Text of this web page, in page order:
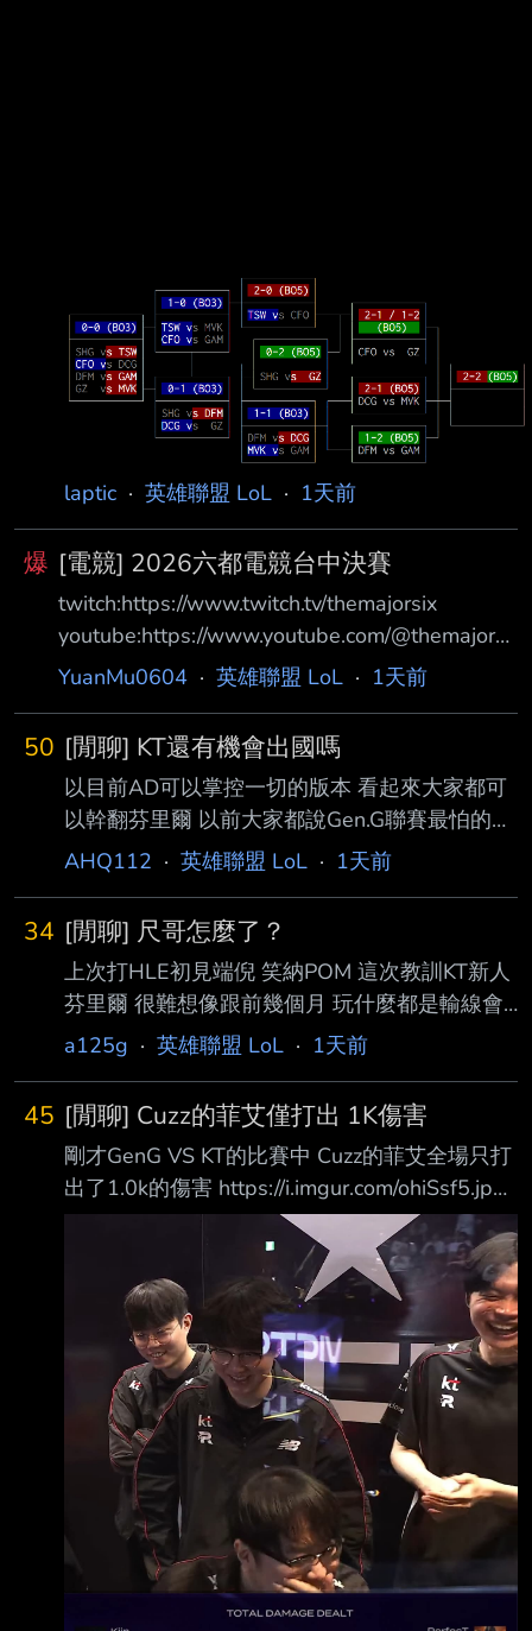
laptic · 英雄聯盟 LoL · 1天前
爆 [電競] 2026六都電競台中決賽
twitch:https://www.twitch.tv/themajorsix
youtube:https://www.youtube.com/@themajorsi
x 主播賽評:JR/ZOD 賽制:BO5/全局BP 賽程
艾吉歐 2 單單單單單單單單 全場唯二真預言家
細節不夠 瓜中之瓜 一槍穿雲 大巴黎閃電暗殺狼:
夜奏花 (我愛手錶123) 楓棠珍珠奶茶 (Maple) 蛇
老闆 (蛇蛇) 史上最小的志 (阿志) 小魚蛋 (BEBE)
Kaze
YuanMu0604 · 英雄聯盟 LoL · 1天前
50 [閒聊] KT還有機會出國嗎
以目前AD可以掌控一切的版本 看起來大家都可
以幹翻芬里爾 以前大家都說Gen.G聯賽最怕的隊
伍是KT 因為你永遠不知道KT的上限 目前以AD
剛剛也是輾壓了 HLE還有MSI冠軍 這樣今年KT
有機會嗎 一樓ROXSMEB ----- Sent from JPTT
on my iPhone --
AHQ112 · 英雄聯盟 LoL · 1天前
34 [閒聊] 尺哥怎麼了？
上次打HLE初見端倪 笑納POM 這次教訓KT新人
芬里爾 很難想像跟前幾個月 玩什麼都是輸線會
戰暴斃的GG AD是同一人 請問尺哥怎麼了？ --
a125g · 英雄聯盟 LoL · 1天前
45 [閒聊] Cuzz的菲艾僅打出 1K傷害
剛才GenG VS KT的比賽中 Cuzz的菲艾全場只打
出了1.0k的傷害 https://i.imgur.com/ohiSsf5.jpeg
搞到連KT自己的後勤都在笑 這是LCK打野菲艾最